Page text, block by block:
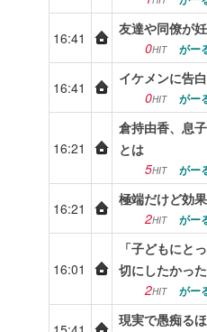
16:41
友達や同僚が
0HIT がー
16:41
イケメンに告
0HIT がー
16:21
倉持由香、息
とは
5HIT がー
16:21
極端だけど効
2HIT がー
16:01
「子どもにと
切にしたかっ
2HIT がー
現実で愚痴る